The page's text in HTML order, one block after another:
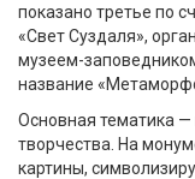
показано третье по
«Свет Суздаля»,
музеем-
название
Основная тематика —
творчества. На
картины,